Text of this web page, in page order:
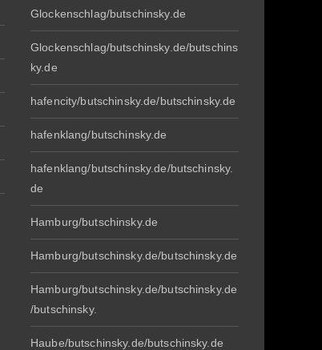
Glockenschlag/butschinsky.de
Glockenschlag/butschinsky.de/butschins
ky.de
hafencity/butschinsky.de/butschinsky.de
hafenklang/butschinsky.de
hafenklang/butschinsky.de/butschinsky.
de
Hamburg/butschinsky.de
Hamburg/butschinsky.de/butschinsky.de
Hamburg/butschinsky.de/butschinsky.de
/butschinsky.
Haube/butschinsky.de/butschinsky.de